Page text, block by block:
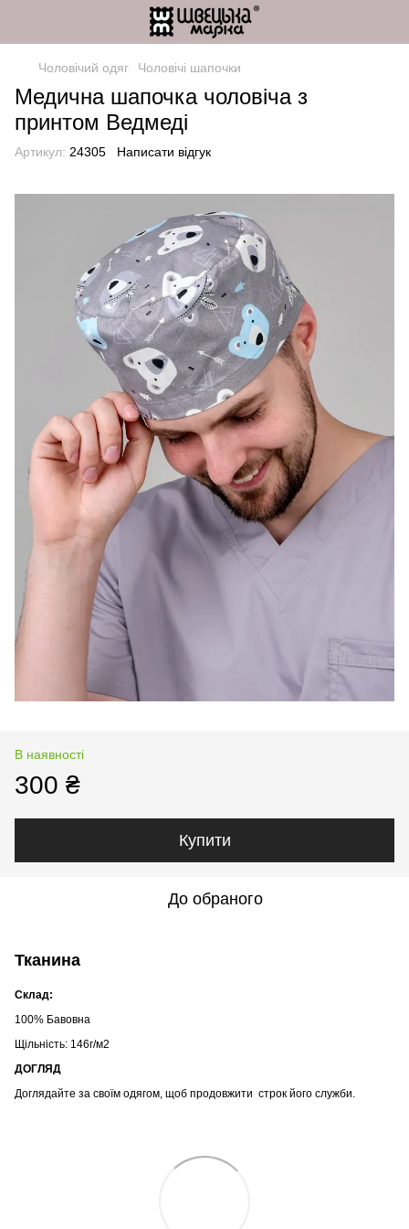
Чоловічий одяг Чоловічі шапочки
Медична шапочка чоловіча з
принтом Ведмеді
Артикул: 24305 Написати відгук
В наявності
300 ₴
Купити
До обраного
Тканина
Склад:
100% Бавовна
Щільність: 146г/м2
ДОГЛЯД
Доглядайте за своїм одягом, щоб продовжити строк його служби.